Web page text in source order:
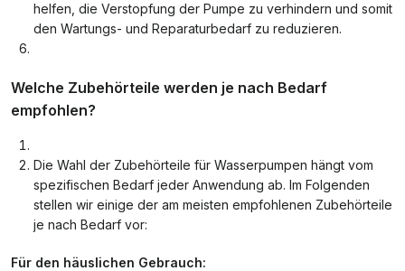
helfen, die Verstopfung der Pumpe zu verhindern und somit
den Wartungs- und Reparaturbedarf zu reduzieren.
Welche Zubehörteile werden je nach Bedarf
empfohlen?
Die Wahl der Zubehörteile für Wasserpumpen hängt vom
spezifischen Bedarf jeder Anwendung ab. Im Folgenden
stellen wir einige der am meisten empfohlenen Zubehörteile
je nach Bedarf vor:
Für den häuslichen Gebrauch: